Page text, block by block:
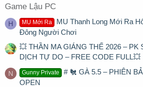
Game Lậu PC
H MU Mới Ra
MU Thanh Long Mới Ra
Đông Người Chơi
💥 THẦN MA GIÁNG THẾ 2026 – PK
DỊCH TỰ DO – FREE CODE FULL💥
N Gunny Private
# 🐔 GÀ 5.5 – PHIÊN
OPEN